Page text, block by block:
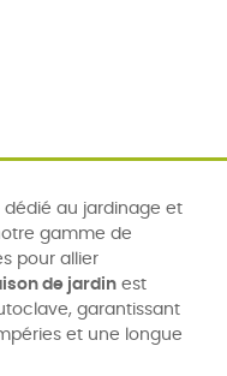
au jardinage et
gamme de
pour allier
de jardin est
garantissant
et une longue